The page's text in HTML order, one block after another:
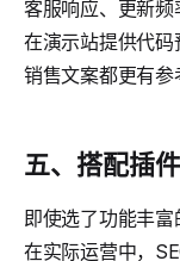
客服响应、更新
在演示站提供代
销售文案都更有参
五、搭配插
即使选了功能丰富
在实际运营中，